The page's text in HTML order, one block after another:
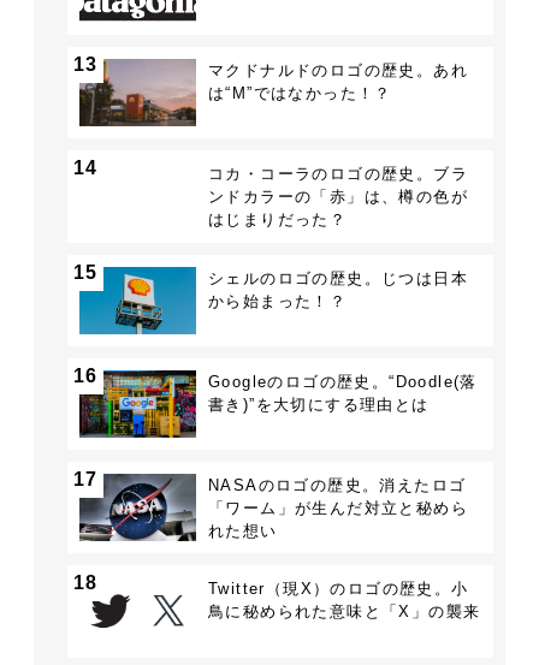
13
マクドナルドのロゴの歴史。あれ
は“M”ではなかった！？
14
コカ・コーラのロゴの歴史。ブラ
ンドカラーの「赤」は、樽の色が
はじまりだった？
15
シェルのロゴの歴史。じつは日本
から始まった！？
16
Googleのロゴの歴史。“Doodle(落
書き)”を大切にする理由とは
17
NASAのロゴの歴史。消えたロゴ
「ワーム」が生んだ対立と秘めら
れた想い
18
Twitter（現X）のロゴの歴史。小
鳥に秘められた意味と「X」の襲来